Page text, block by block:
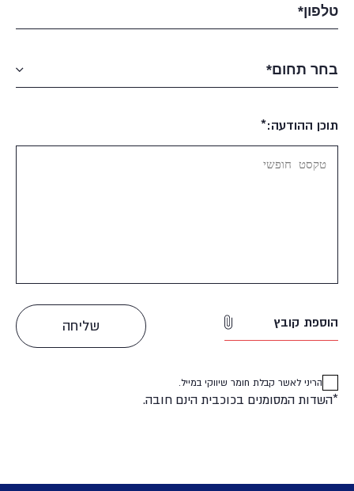
תוכן ההודעה:*
הוספת קובץ
הריני לאשר קבלת חומר שיווקי במייל.
*השדות המסומנים בכוכבית הינם חובה.